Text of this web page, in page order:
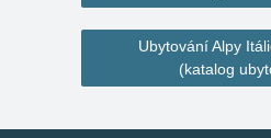
Ubytování Alpy
(katalog